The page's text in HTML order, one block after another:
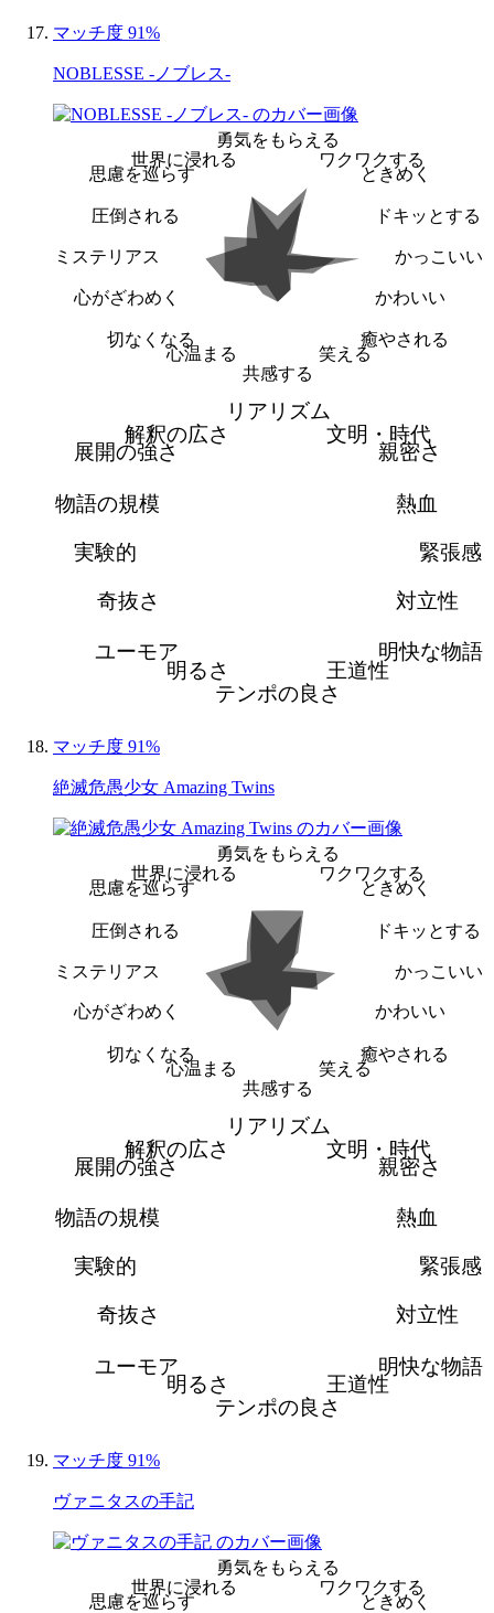
マッチ度 91%
NOBLESSE -ノブレス-
勇気をもらえる
ワクワクする
ときめく
ドキッとする
かっこいい
かわいい
癒やされる
笑える
共感する
心温まる
切なくなる
心がざわめく
ミステリアス
圧倒される
思慮を巡らす
世界に浸れる
リアリズム
文明・時代
親密さ
熱血
緊張感
対立性
明快な物語
王道性
テンポの良さ
明るさ
ユーモア
奇抜さ
実験的
物語の規模
展開の強さ
解釈の広さ
マッチ度 91%
絶滅危愚少女 Amazing Twins
勇気をもらえる
ワクワクする
ときめく
ドキッとする
かっこいい
かわいい
癒やされる
笑える
共感する
心温まる
切なくなる
心がざわめく
ミステリアス
圧倒される
思慮を巡らす
世界に浸れる
リアリズム
文明・時代
親密さ
熱血
緊張感
対立性
明快な物語
王道性
テンポの良さ
明るさ
ユーモア
奇抜さ
実験的
物語の規模
展開の強さ
解釈の広さ
マッチ度 91%
ヴァニタスの手記
勇気をもらえる
ワクワクする
ときめく
思慮を巡らす
世界に浸れる